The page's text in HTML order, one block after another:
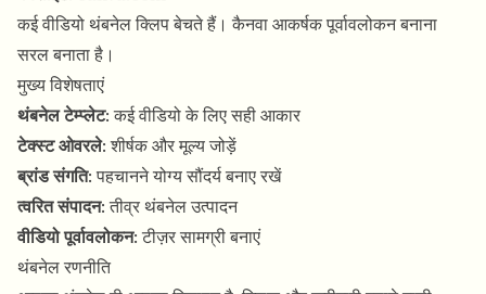
कई वीडियो थंबनेल क्लिप बेचते हैं। कैनवा आकर्षक पूर्वावलोकन बनाना
सरल बनाता है।
मुख्य विशेषताएं
थंबनेल टेम्प्लेट: कई वीडियो के लिए सही आकार
टेक्स्ट ओवरले: शीर्षक और मूल्य जोड़ें
ब्रांड संगति: पहचानने योग्य सौंदर्य बनाए रखें
त्वरित संपादन: तीव्र थंबनेल उत्पादन
वीडियो पूर्वावलोकन: टीज़र सामग्री बनाएं
थंबनेल रणनीति